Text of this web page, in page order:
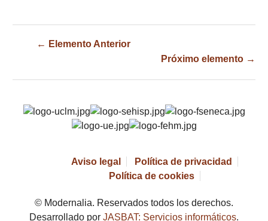
← Elemento Anterior
Próximo elemento →
Aviso legal
Política de privacidad
Política de cookies
© Modernalia. Reservados todos los derechos.
Desarrollado por JASBAT: Servicios informáticos.